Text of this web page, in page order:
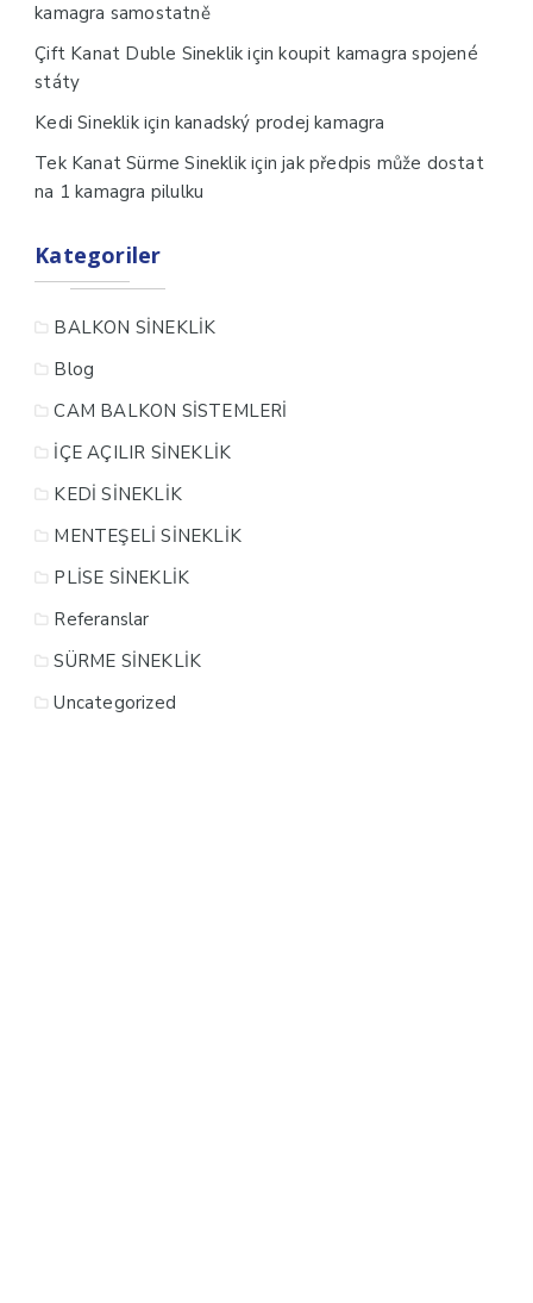
kamagra samostatně
Çift Kanat Duble Sineklik içinkoupit kamagra spojené
státy
Kedi Sineklikiçin kanadský prodej kamagra
Tek Kanat Sürme Sineklikiçinjak předpis může dostat
na 1 kamagra pilulku
Kategoriler
BALKON SİNEKLİK
Blog
CAM BALKON SİSTEMLERİ
İÇE AÇILIR SİNEKLİK
KEDİ SİNEKLİK
MENTEŞELİ SİNEKLİK
PLİSE SİNEKLİK
Referanslar
SÜRME SİNEKLİK
Uncategorized